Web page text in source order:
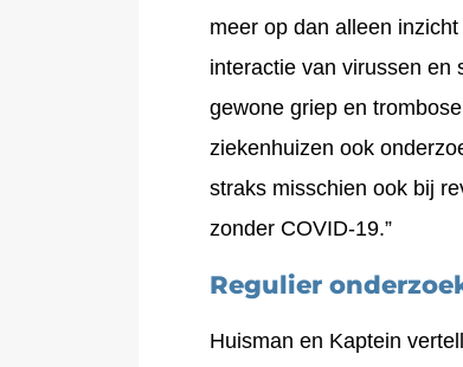
meer op dan alleen
interactie van virussen en
gewone griep en
ziekenhuizen ook
straks misschien ook bij
zonder COVID-19.”
Regulier
Huisman en Kaptein